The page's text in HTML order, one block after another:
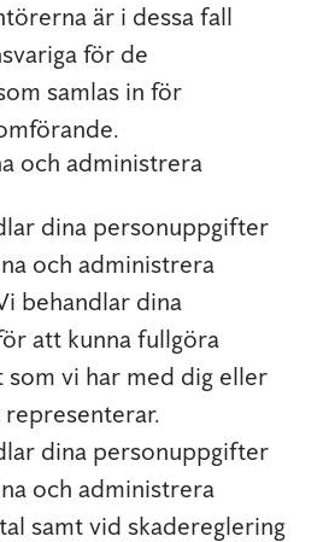
är i dessa fall
för de
samlas in för
och administrera
dina personuppgifter
och administrera
behandlar dina
att kunna fullgöra
som vi har med dig eller
dina personuppgifter
och administrera
samt vid skadereglering